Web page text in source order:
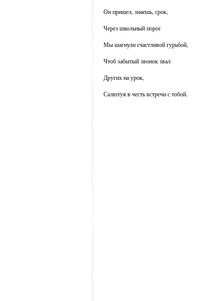
Он пришел, знаешь, срок,
Через школьный порог
Мы шагнули счастливой гурьбой,
Чтоб забытый звонок звал
Других на урок,
Салютуя в честь встречи с тобой.